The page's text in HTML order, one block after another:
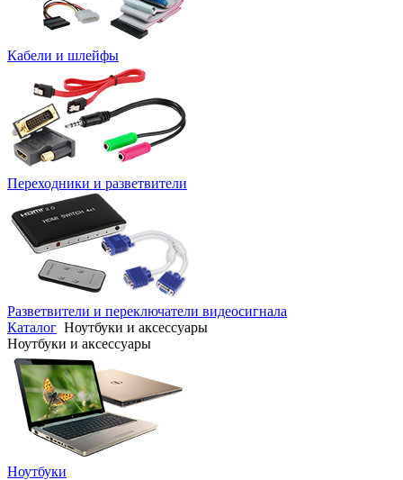
Кабели и шлейфы
Переходники и разветвители
Разветвители и переключатели видеосигнала
Каталог Ноутбуки и аксессуары
Ноутбуки и аксессуары
Ноутбуки